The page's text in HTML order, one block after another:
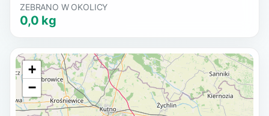
ZEBRANO W OKOLICY
0,0 kg
+
−